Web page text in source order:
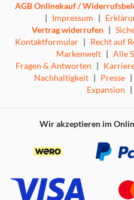
AGB Onlinekauf /
| Impressum |
Vertrag widerrufen |
Kontaktformular | Recht auf
Markenwelt | Alle
Fragen & Antworten |
Nachhaltigkeit | Presse |
Expansion |
Wir akzeptieren im